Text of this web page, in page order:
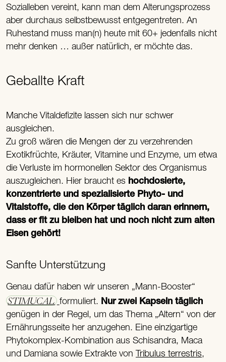
Sozialleben vereint, kann man dem Alterungsprozess
aber durchaus selbstbewusst entgegentreten. An
Ruhestand muss man(n) heute mit 60+ jedenfalls nicht
mehr denken … außer natürlich, er möchte das.
Geballte Kraft
Manche Vitaldefizite lassen sich nur schwer
ausgleichen.
Zu groß wären die Mengen der zu verzehrenden
Exotikfrüchte, Kräuter, Vitamine und Enzyme, um etwa
die Verluste im hormonellen Sektor des Organismus
auszugleichen. Hier braucht es hochdosierte,
konzentrierte und spezialisierte Phyto- und
Vitalstoffe, die den Körper täglich daran erinnern,
dass er fit zu bleiben hat und noch nicht zum alten
Eisen gehört!
Sanfte Unterstützung
Genau dafür haben wir unseren „Mann-Booster“
STIMUCAL formuliert. Nur zwei Kapseln täglich
genügen in der Regel, um das Thema „Altern“ von der
Ernährungsseite her anzugehen. Eine einzigartige
Phytokomplex-Kombination aus Schisandra, Maca
und Damiana sowie Extrakte von Tribulus terrestris,